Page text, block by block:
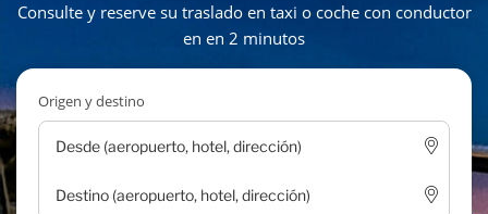
Consulte y reserve su traslado en taxi o coche con conductor
en en 2 minutos
Origen y destino